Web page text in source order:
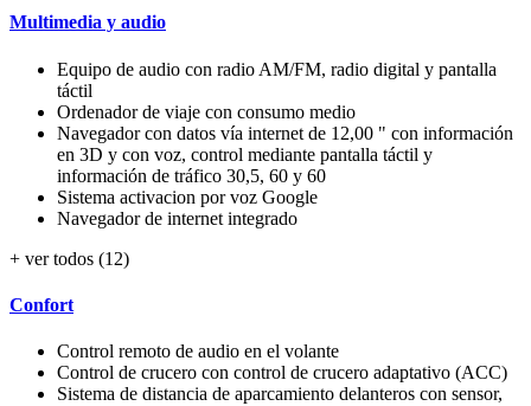
Multimedia y audio
Equipo de audio con radio AM/FM, radio digital y pantalla
táctil
Ordenador de viaje con consumo medio
Navegador con datos vía internet de 12,00 " con información
en 3D y con voz, control mediante pantalla táctil y
información de tráfico 30,5, 60 y 60
Sistema activacion por voz Google
Navegador de internet integrado
+ ver todos (12)
Confort
Control remoto de audio en el volante
Control de crucero con control de crucero adaptativo (ACC)
Sistema de distancia de aparcamiento delanteros con sensor,